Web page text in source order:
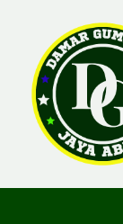
content